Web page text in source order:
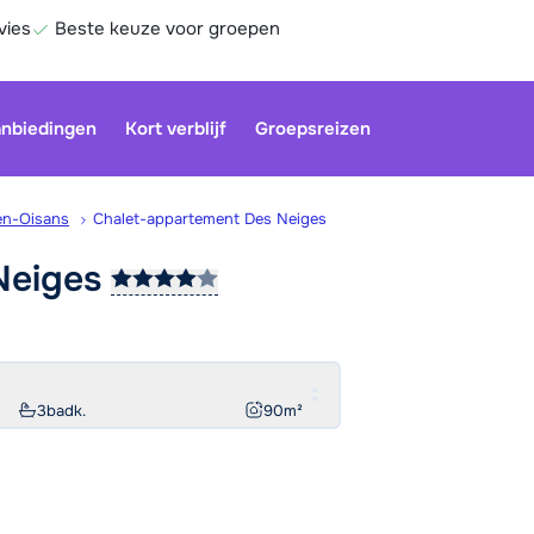
Beste keuze voor groepen
Kort verblijf Groepsreizen
Oisans Chalet-appartement Des Neiges
3badk. 90m²